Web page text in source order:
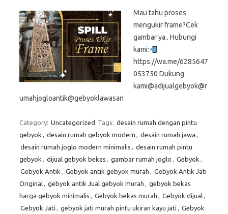
Mau tahu proses
mengukir frame?Cek
gambar ya.. Hubungi
kami:
https://wa.me/6285647
053750 Dukung
kami@adijualgebyok@r
umahjogloantik@gebyoklawasan
Category: Uncategorized Tags: desain rumah dengan pintu
gebyok , desain rumah gebyok modern , desain rumah jawa ,
desain rumah joglo modern minimalis , desain rumah pintu
gebyok , dijual gebyok bekas , gambar rumah joglo , Gebyok ,
Gebyok Antik , Gebyok antik gebyok murah , Gebyok Antik Jati
Original, gebyok antik Jual gebyok murah , gebyok bekas
harga gebyok minimalis , Gebyok bekas murah , Gebyok dijual,
Gebyok Jati , gebyok jati murah pintu ukiran kayu jati , Gebyok